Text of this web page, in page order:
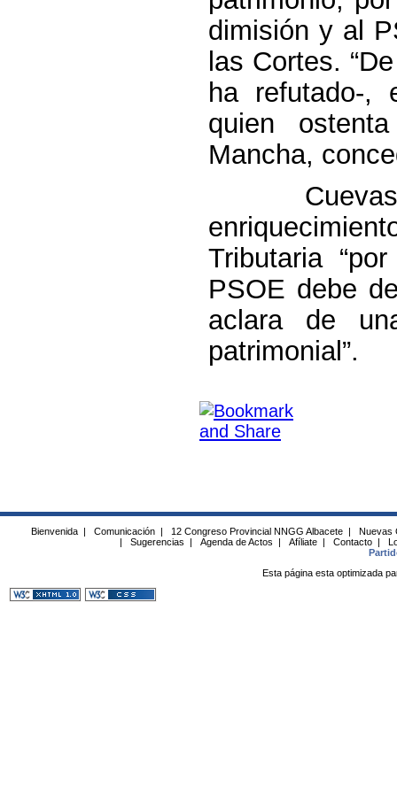
dimisión y al
las Cortes.
ha refutado-,
quien
Mancha,
Cuevas
Tributaria
PSOE debe
aclara de
patrimonial”.
Bienvenida | Comunicación | 12 Congreso Provincial NNGG Albacete |
Nuevas
|
Sugerencias | Agenda de Actos | Afíliate | Contacto |
Esta página esta optimizada